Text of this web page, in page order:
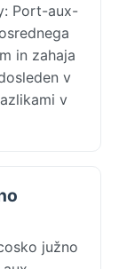
Port-aux-
in zahaja
v
v
južno